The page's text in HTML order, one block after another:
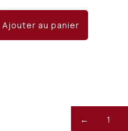
initial
Ajouter au panier
← 1